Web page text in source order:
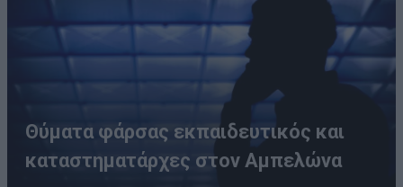
Θύματα φάρσας εκπαιδευτικός και
καταστηματάρχες στον Αμπελώνα